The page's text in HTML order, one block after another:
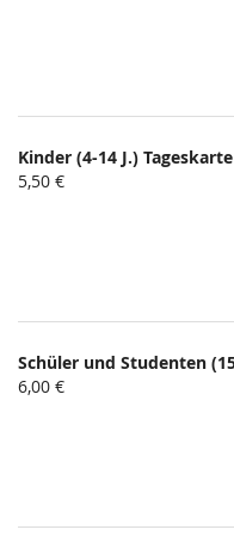
Kinder (4-14 J.) Tageskarte
5,50 €
Schüler und Studenten
6,00 €